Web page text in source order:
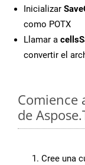
Inicializar
como POTX
Llamar a
convertir el
Comience
de
Cree una